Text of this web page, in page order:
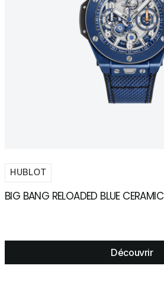
HUBLOT
BIG BANG RELOADED BLUE CERAMIC
Découvrir